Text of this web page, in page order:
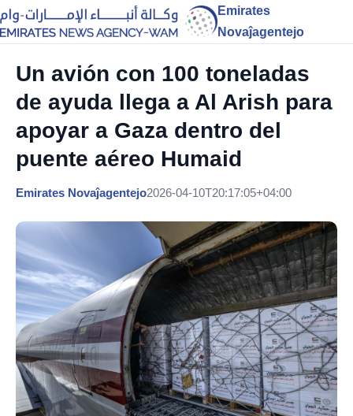
Emirates
Novaĵagentejo
Un avión con 100 toneladas
de ayuda llega a Al Arish para
apoyar a Gaza dentro del
puente aéreo Humaid
Emirates Novaĵagentejo2026-04-10T20:17:05+04:00